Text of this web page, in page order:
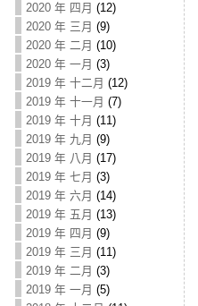
2020 年 四月 (12)
2020 年 三月 (9)
2020 年 二月 (10)
2020 年 一月 (3)
2019 年 十二月 (12)
2019 年 十一月 (7)
2019 年 十月 (11)
2019 年 九月 (9)
2019 年 八月 (17)
2019 年 七月 (3)
2019 年 六月 (14)
2019 年 五月 (13)
2019 年 四月 (9)
2019 年 三月 (11)
2019 年 二月 (3)
2019 年 一月 (5)